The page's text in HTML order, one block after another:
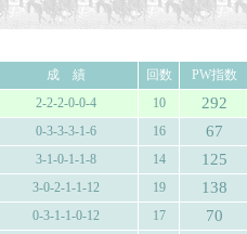
成 績 回数
PW指数
2-2-2-0-0-4 10 292
0-3-3-3-1-6 16 67
3-1-0-1-1-8 14 125
3-0-2-1-1-12 19 138
0-3-1-1-0-12 17 70